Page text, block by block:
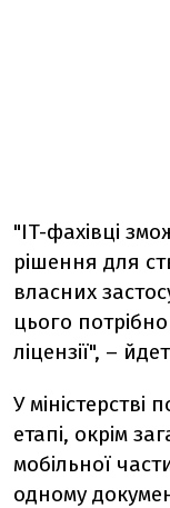
"IT-фахівці
рішення для
власних
цього
ліцензії", –
У
етапі, окрім
мобільної
одному